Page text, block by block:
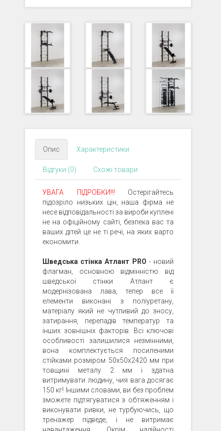
Опис Характеристики
Відгуки (0) Схожі товари
УВАГА ПІДРОБКИ!!! Остерігайтесь
підозріло низьких цін, наша фірма не
несе відповідальності за вироби куплені
не на офіційному сайті, безпека вас та
ваших дітей це не ті речі, на яких варто
економити.
Шведська стінка Атлант PRO - новий
флагман, основною відмінністю від
шведської стінки Атлант є
модернізована лава, тепер все її
елементи виконані з поліуретану,
матеріалу який не чутливий до зносу,
затирання, перепадів температур та
інших зовнішніх факторів. Всі ключові
особливості залишилися незмінними,
вона комплектується посиленими
стійками розміром 50х50х2420 мм при
товщині металу 2 мм і здатна
витримувати людину, чия вага досягає
150 кг! Іншими словами, ви без проблем
зможете підтягуватися з обтяженням і
виконувати ривки, не турбуючись, що
тренажер підведе, і не витримає